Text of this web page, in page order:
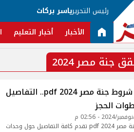
رئيس التحريرياسر بركات
الأخبار أخبار التعليم
جنة مصر 2024
الآن كراسة شروط جنة مصر 2024 pdf.. التفاصيل
الحجز
كراسة شروط جنة مصر 2024 pdf تقدم كافة التفاصيل حول وحدات